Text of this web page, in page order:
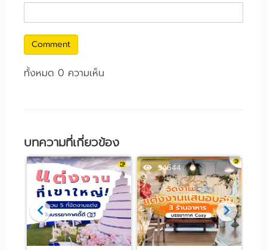
Comment
ทั้งหมด 0 ความเห็น
บทความที่เกี่ยวข้อง
63897 54644